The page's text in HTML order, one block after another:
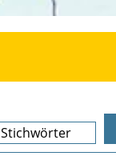
Stichwörter